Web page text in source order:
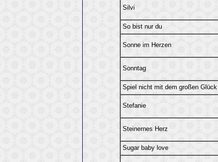
Silvi
So bist nur du
Sonne im Herzen
Sonntag
Spiel nicht mit dem großen Glück
Stefanie
Steinernes Herz
Sugar baby love